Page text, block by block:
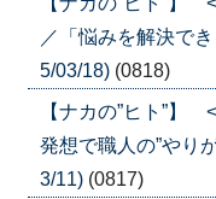
／「悩みを解決で
5/03/18) (0818)
【ナカの”ヒト”】
発想で職人の”やり
3/11) (0817)